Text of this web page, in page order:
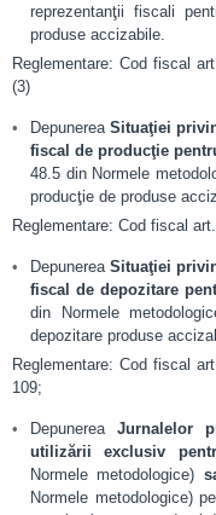
reprezentanţii fiscali
produse accizabile.
Reglementare: Cod fiscal
(3)
DepunereaSituaţiei
fiscal de producţie
48.5 din Normele
producţie de produse
Reglementare: Cod fiscal
DepunereaSituaţiei
fiscal de depozitare
din Normele
depozitare produse
Reglementare: Cod fiscal
109;
Depunerea Jurnalelor
utilizării exclusiv
Normele metodologice)
Normele metodologice)